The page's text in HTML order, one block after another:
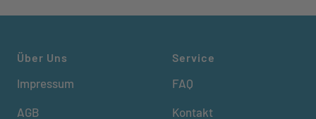
Über Uns
Impressum
AGB
Service
FAQ
Kontakt